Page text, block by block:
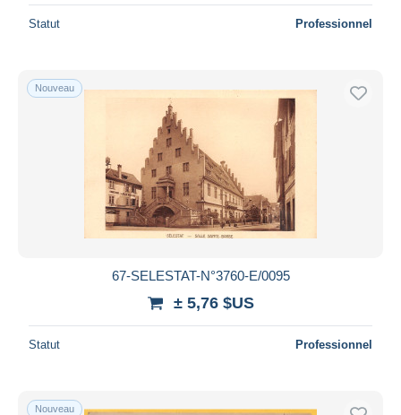
Statut Professionnel
Nouveau
67-SELESTAT-N°3760-E/0095
± 5,76 $US
Statut Professionnel
Nouveau